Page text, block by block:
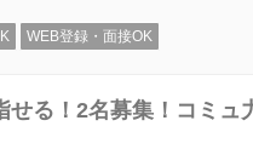
WEB登録・面接OK
せる！2名募集！コミュ